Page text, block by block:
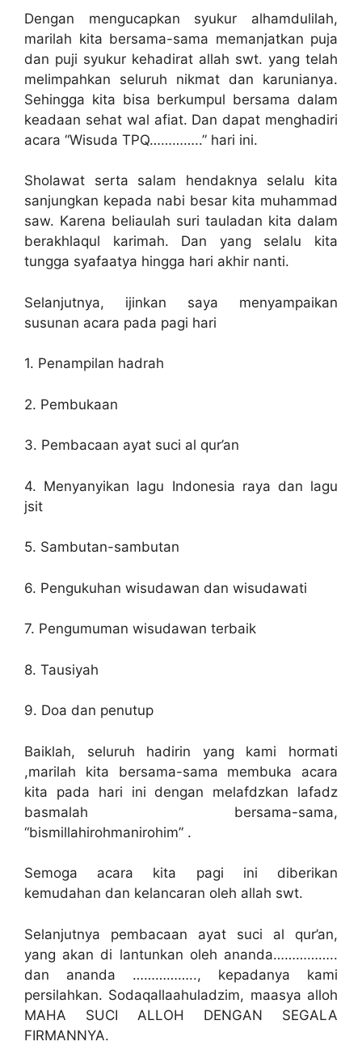
Dengan mengucapkan syukur alhamdulilah,
marilah kita bersama-sama memanjatkan puja
dan puji syukur kehadirat allah swt. yang telah
melimpahkan seluruh nikmat dan karunianya.
Sehingga kita bisa berkumpul bersama dalam
keadaan sehat wal afiat. Dan dapat menghadiri
acara “Wisuda TPQ…………..” hari ini.
Sholawat serta salam hendaknya selalu kita
sanjungkan kepada nabi besar kita muhammad
saw. Karena beliaulah suri tauladan kita dalam
berakhlaqul karimah. Dan yang selalu kita
tungga syafaatya hingga hari akhir nanti.
Selanjutnya, ijinkan saya menyampaikan
susunan acara pada pagi hari
1. Penampilan hadrah
2. Pembukaan
3. Pembacaan ayat suci al qur’an
4. Menyanyikan lagu Indonesia raya dan lagu
jsit
5. Sambutan-sambutan
6. Pengukuhan wisudawan dan wisudawati
7. Pengumuman wisudawan terbaik
8. Tausiyah
9. Doa dan penutup
Baiklah, seluruh hadirin yang kami hormati
,marilah kita bersama-sama membuka acara
kita pada hari ini dengan melafdzkan lafadz
basmalah bersama-sama,
“bismillahirohmanirohim” .
Semoga acara kita pagi ini diberikan
kemudahan dan kelancaran oleh allah swt.
Selanjutnya pembacaan ayat suci al qur’an,
yang akan di lantunkan oleh ananda……………..
dan ananda …………….., kepadanya kami
persilahkan. Sodaqallaahuladzim, maasya alloh
MAHA SUCI ALLOH DENGAN SEGALA
FIRMANNYA.